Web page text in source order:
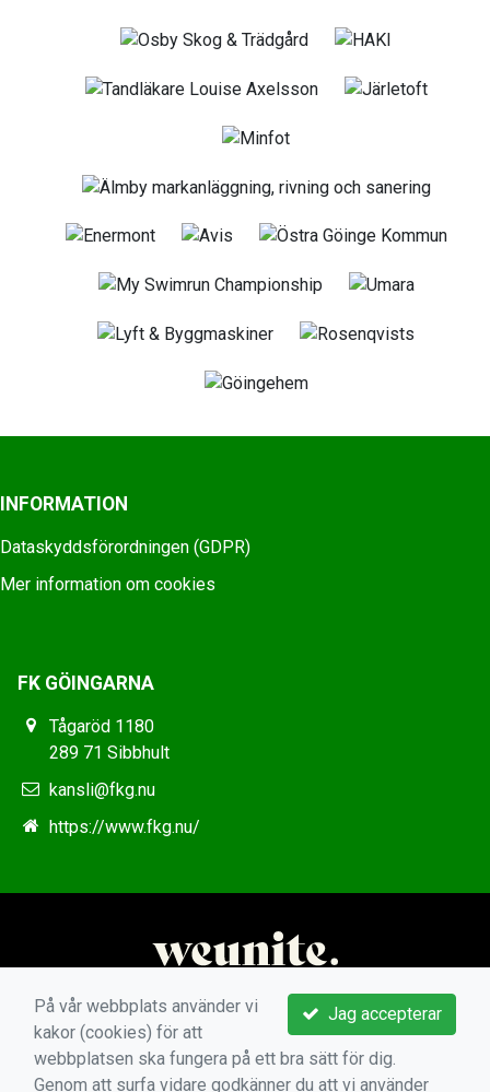
INFORMATION
Dataskyddsförordningen (GDPR)
Mer information om cookies
FK GÖINGARNA
Tågaröd 1180
289 71 Sibbhult
kansli@fkg.nu
https://www.fkg.nu/
Jag accepterar
På vår webbplats använder vi
kakor (cookies) för att
webbplatsen ska fungera på ett bra sätt för dig.
Genom att surfa vidare godkänner du att vi använder